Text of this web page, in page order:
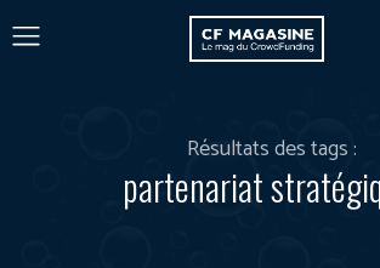
Résultats des tags :
partenariat